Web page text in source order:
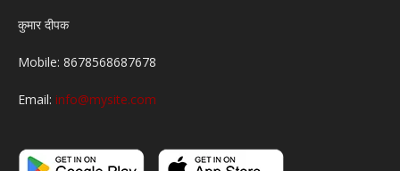
कुमार दीपक
Mobile: 8678568687678
Email: info@mysite.com